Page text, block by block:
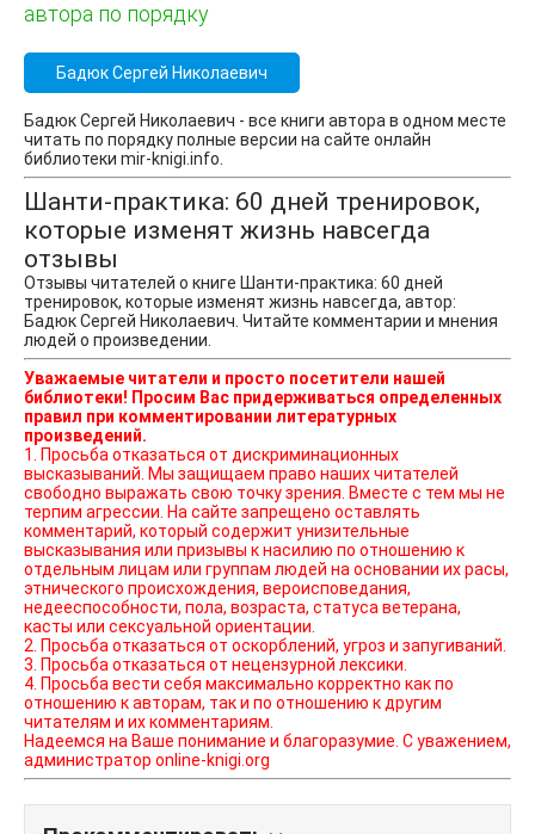
автора по порядку
Бадюк Сергей Николаевич
Бадюк Сергей Николаевич - все книги автора в одном месте
читать по порядку полные версии на сайте онлайн
библиотеки mir-knigi.info.
Шанти-практика: 60 дней тренировок,
которые изменят жизнь навсегда
отзывы
Отзывы читателей о книге Шанти-практика: 60 дней
тренировок, которые изменят жизнь навсегда, автор:
Бадюк Сергей Николаевич. Читайте комментарии и мнения
людей о произведении.
Уважаемые читатели и просто посетители нашей
библиотеки! Просим Вас придерживаться определенных
правил при комментировании литературных
произведений.
1. Просьба отказаться от дискриминационных
высказываний. Мы защищаем право наших читателей
свободно выражать свою точку зрения. Вместе с тем мы не
терпим агрессии. На сайте запрещено оставлять
комментарий, который содержит унизительные
высказывания или призывы к насилию по отношению к
отдельным лицам или группам людей на основании их расы,
этнического происхождения, вероисповедания,
недееспособности, пола, возраста, статуса ветерана,
касты или сексуальной ориентации.
2. Просьба отказаться от оскорблений, угроз и запугиваний.
3. Просьба отказаться от нецензурной лексики.
4. Просьба вести себя максимально корректно как по
отношению к авторам, так и по отношению к другим
читателям и их комментариям.
Надеемся на Ваше понимание и благоразумие. С уважением,
администратор online-knigi.org